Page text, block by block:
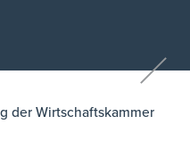
der Wirtschaftskammer